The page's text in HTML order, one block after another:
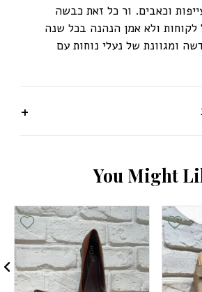
וכאבים. ור כל זאת כבשה
ולא אמן הנהנה בכל שנה
ומגוונת של נעלי נוחות עם
You Might Li
Add Wishlist